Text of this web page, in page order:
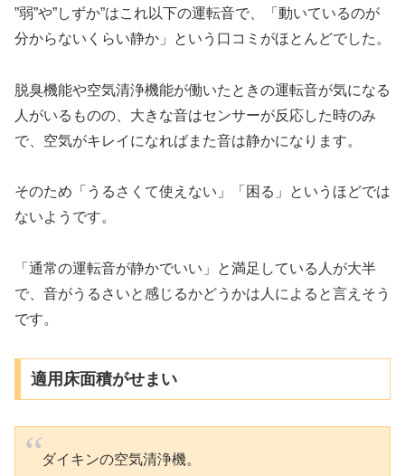
”弱”や”しずか”はこれ以下の運転音で、「動いているのが
分からないくらい静か」という口コミがほとんどでした。
脱臭機能や空気清浄機能が働いたときの運転音が気になる
人がいるものの、大きな音はセンサーが反応した時のみ
で、空気がキレイになればまた音は静かになります。
そのため「うるさくて使えない」「困る」というほどでは
ないようです。
「通常の運転音が静かでいい」と満足している人が大半
で、音がうるさいと感じるかどうかは人によると言えそう
です。
適用床面積がせまい
ダイキンの空気清浄機。